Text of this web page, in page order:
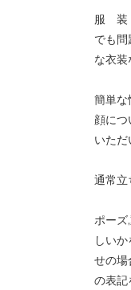
服 装
でも
な衣装
簡単な
顔につ
いた
通常立
ポーズ
しい
せの場
の表記